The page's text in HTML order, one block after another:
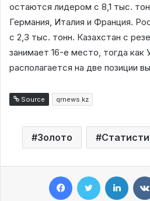
остаются лидером с 8,1 тыс.
Германия, Италия и Франция.
с 2,3 тыс. тонн. Казахстан с
занимает 16-е место, тогда как
располагается на две позиции
Source qrnews.kz
Золото